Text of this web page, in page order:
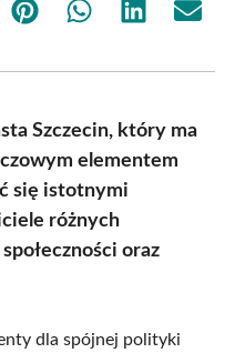
Share Share Share Share
Szczecin, który ma
elementem
się istotnymi
różnych
oraz
dla spójnej polityki